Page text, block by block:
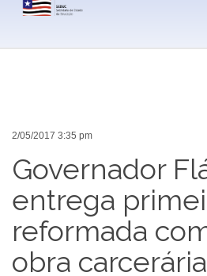
2/05/2017 3:35 pm
Governador
entrega
reformada
obra carcerária